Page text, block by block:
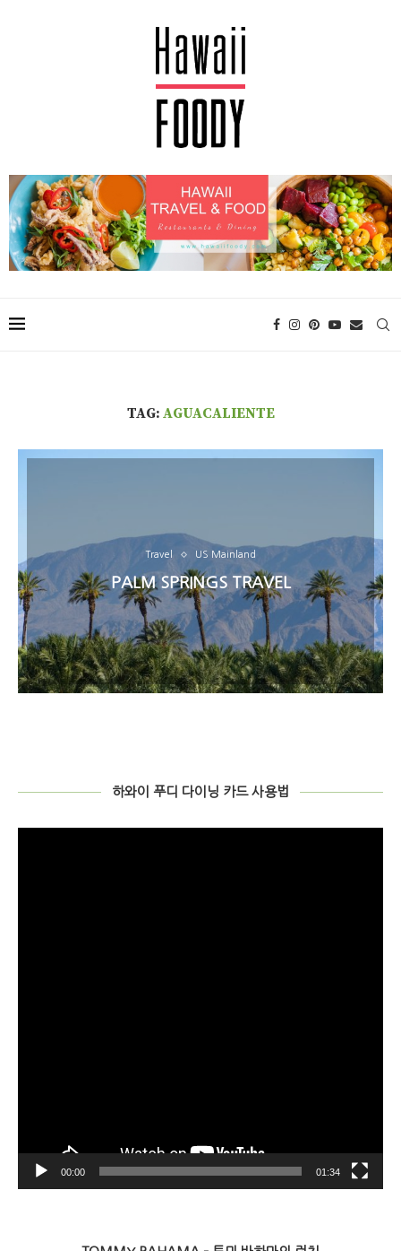
TAG: AGUACALIENTE
Travel US Mainland
PALM SPRINGS TRAVEL
하와이 푸디 다이닝 카드 사용법
00:00 01:34